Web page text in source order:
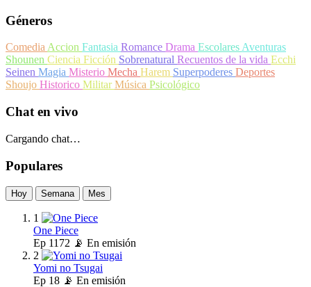
Géneros
ComediaAccion Fantasia Romance Drama EscolaresAventuras
Shounen Ciencia Ficción Sobrenatural Recuentos de la vida Ecchi
Seinen Magia Misterio Mecha Harem Superpoderes Deportes
Shoujo Historico MilitarMúsica Psicológico
Chat en vivo
Cargando chat…
Populares
Hoy Semana Mes
1
One Piece
Ep 1172 📡 En emisión
2
Yomi no Tsugai
Ep 18 📡 En emisión